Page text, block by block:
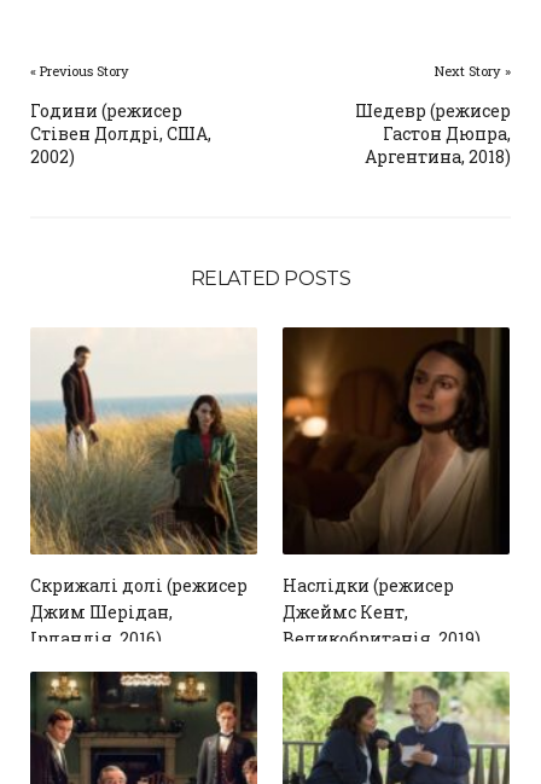
« Previous Story
Години (режисер
Стівен Долдрі, США,
2002)
Next Story »
Шедевр (режисер
Гастон Дюпра,
Аргентина, 2018)
RELATED POSTS
Скрижалі долі (режисер
Джим Шерідан,
Ірландія, 2016)
1
Наслідки (режисер
Джеймс Кент,
Великобританія, 2019)
1